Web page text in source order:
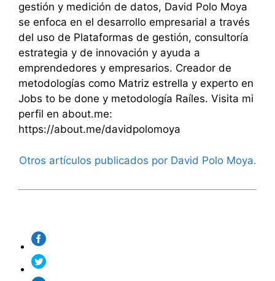
gestión y medición de datos, David Polo Moya
se enfoca en el desarrollo empresarial a través
del uso de Plataformas de gestión, consultoría
estrategia y de innovación y ayuda a
emprendedores y empresarios. Creador de
metodologías como Matriz estrella y experto en
Jobs to be done y metodología Raíles. Visita mi
perfil en about.me:
https://about.me/davidpolomoya
Otros artículos publicados por David Polo Moya.